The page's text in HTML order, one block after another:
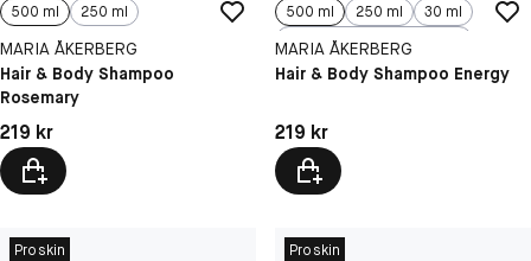
500 ml 250 ml
MARIA ÅKERBERG
Hair & Body Shampoo
Rosemary
Pris: 219 kr
219 kr
500 ml 250 ml
30 ml
100 ml
MARIA ÅKERBERG
Hair & Body Shampoo Energy
Pris: 219 kr
219 kr
Proskin Proskin